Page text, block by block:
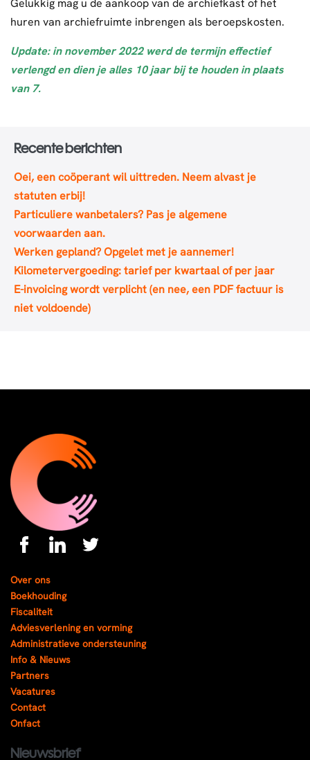
Gelukkig mag u de aankoop van de archiefkast of het
huren van archiefruimte inbrengen als beroepskosten.
Update: in november 2022 werd de termijn effectief
verlengd en dien je alles 10 jaar bij te houden in plaats
van 7.
Recente berichten
Oei, een coöperant wil uittreden. Neem alvast je
statuten erbij!
Particuliere wanbetalers? Pas je algemene
voorwaarden aan.
Werken gepland? Opgelet met je aannemer!
Kilometervergoeding: tarief per kwartaal of per jaar
E-invoicing wordt verplicht (en nee, een PDF factuur is
niet voldoende)
Over ons
Boekhouding
Fiscaliteit
Adviesverlening en vorming
Administratieve ondersteuning
Info & Nieuws
Partners
Vacatures
Contact
Onfact
Nieuwsbrief